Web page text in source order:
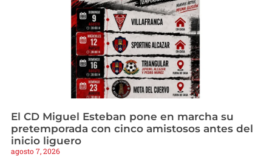
El CD Miguel Esteban pone en marcha su
pretemporada con cinco amistosos antes del
inicio liguero
agosto 7, 2026